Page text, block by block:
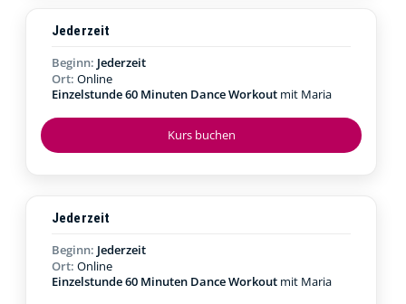
Kurs buchen
Jederzeit
Beginn: Jederzeit
Ort: Online
Einzelstunde 60 Minuten Dance Workout mit Maria
Jederzeit
Beginn: Jederzeit
Ort: Online
Einzelstunde 60 Minuten Dance Workout mit Maria